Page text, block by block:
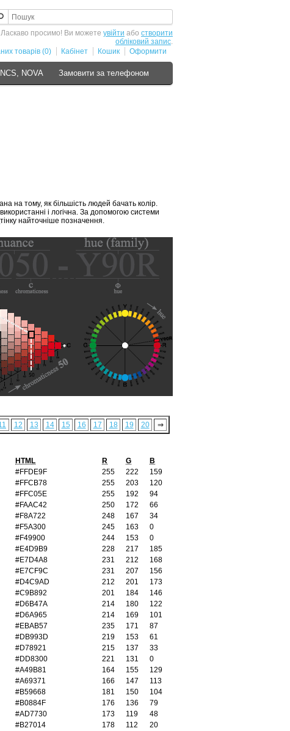
Ласкаво просимо! Ви можете увійти або створити
обліковий запис.
товарів (0) Кабінет Кошик Оформити
NOVA Замовити за телефоном
на тому, як більшість людей бачать колір.
і логічна. За допомогою системи
найточніше позначення.
12 13 14 15 16 17 18 19 20 ⇒
HTML R G
B
#FFDE9F 255 222
159
#FFCB78 255 203
120
#FFC05E 255 192
94
#FAAC42 250 172
66
#F8A722 248 167
34
#F5A300 245 163
0
#F49900 244 153
0
#E4D9B9 228 217
185
#E7D4A8 231 212
168
#E7CF9C 231 207
156
#D4C9AD 212 201
173
#C9B892 201 184
146
#D6B47A 214 180
122
#D6A965 214 169
101
#EBAB57 235 171
87
#DB993D 219 153
61
#D78921 215 137
33
#DD8300 221 131
0
#A49B81 164 155
129
#A69371 166 147
113
#B59668 181 150
104
#B0884F 176 136
79
#AD7730 173 119
48
#B27014 178 112
20